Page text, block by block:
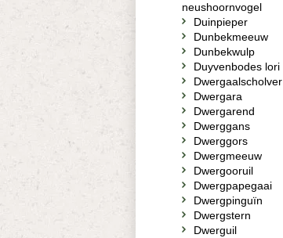
neushoornvogel
Duinpieper
Dunbekmeeuw
Dunbekwulp
Duyvenbodes lori
Dwergaalscholver
Dwergara
Dwergarend
Dwerggans
Dwerggors
Dwergmeeuw
Dwergooruil
Dwergpapegaai
Dwergpinguïn
Dwergstern
Dwerguil